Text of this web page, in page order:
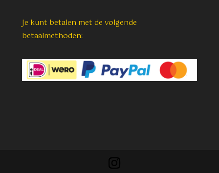
Je kunt betalen met de volgende
betaalmethoden: